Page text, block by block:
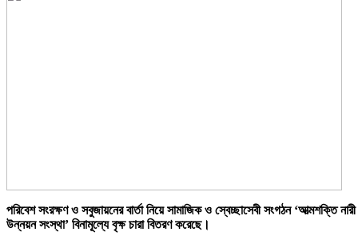
পরিবেশ সংরক্ষণ ও সবুজায়নের বার্তা নিয়ে সামাজিক ও স্বেচ্ছাসেবী সংগঠন ‘আত্মশক্তি নারী
উন্নয়ন সংস্থা’ বিনামূল্যে বৃক্ষ চারা বিতরণ করেছে।